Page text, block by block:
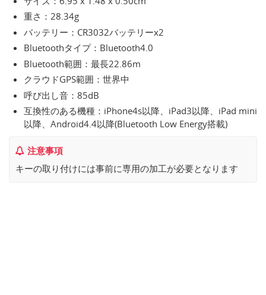
重さ：28.34g
バッテリー：CR3032バッテリーx2
Bluetoothタイプ：Bluetooth4.0
Bluetooth範囲：最長22.86m
クラウドGPS範囲：世界中
呼び出し音：85dB
互換性のある機種：iPhone4s以降、iPad3以降、iPad mini
以降、Android4.4以降(Bluetooth Low Energy搭載)
注意事項
キーの取り付けには事前に専用の加工が必要となります